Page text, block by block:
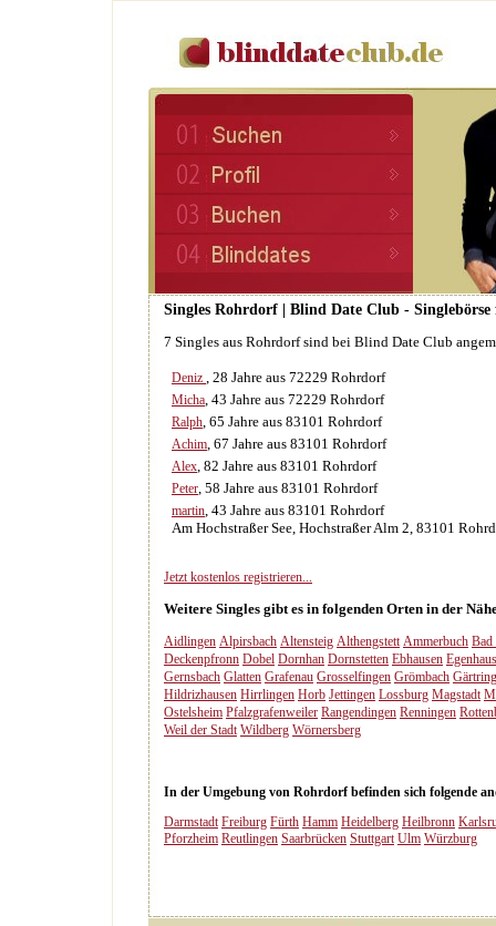
Singles Rohrdorf | Blind Date Club -
7 Singles aus Rohrdorf sind bei Blind Date Club
Deniz , 28 Jahre aus 72229 Rohrdorf
Micha, 43 Jahre aus 72229 Rohrdorf
Ralph, 65 Jahre aus 83101 Rohrdorf
Achim, 67 Jahre aus 83101 Rohrdorf
Alex, 82 Jahre aus 83101 Rohrdorf
Peter, 58 Jahre aus 83101 Rohrdorf
martin, 43 Jahre aus 83101 Rohrdorf
Am Hochstraßer See, Hochstraßer Alm 2, 83101
Jetzt kostenlos registrieren...
Weitere Singles gibt es in folgenden Orten in der
Aidlingen Alpirsbach Altensteig Althengstett Ammerbuch Bad
Deckenpfronn Dobel Dornhan Dornstetten Ebhausen
Gernsbach Glatten Grafenau Grosselfingen Grömbach
Hildrizhausen Hirrlingen Horb Jettingen Lossburg Magstadt
Ostelsheim Pfalzgrafenweiler Rangendingen Renningen
Weil der Stadt Wildberg Wörnersberg
In der Umgebung von Rohrdorf befinden sich folgende
Darmstadt Freiburg Fürth Hamm Heidelberg Heilbronn
Pforzheim Reutlingen Saarbrücken Stuttgart Ulm Würzburg